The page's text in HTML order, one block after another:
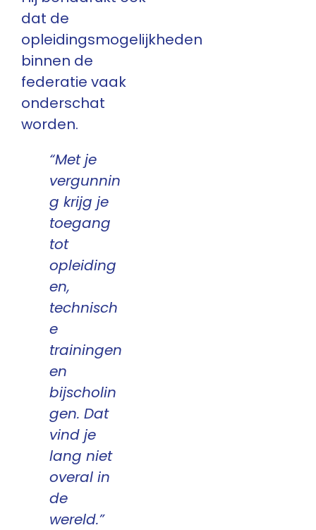
dat de
opleidingsmogelijkheden
binnen de
federatie vaak
onderschat
worden.
“Met je
vergunnin
g krijg je
toegang
tot
opleiding
en,
technisch
e
trainingen
en
bijscholin
gen. Dat
vind je
lang niet
overal in
de
wereld.”